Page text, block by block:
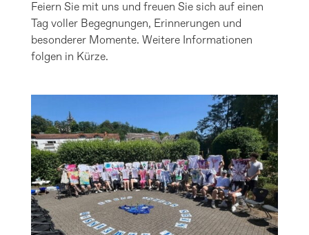
Feiern Sie mit uns und freuen Sie sich auf einen
Tag voller Begegnungen, Erinnerungen und
besonderer Momente. Weitere Informationen
folgen in Kürze.